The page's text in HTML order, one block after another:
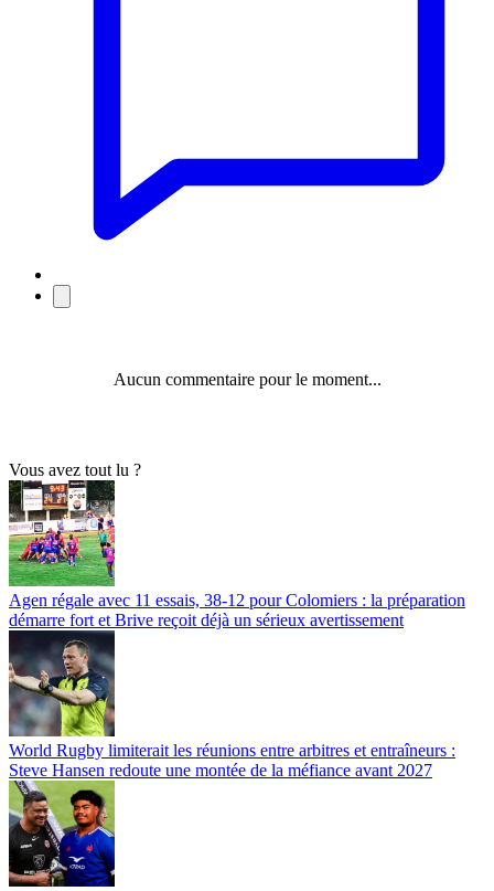
Aucun commentaire pour le moment...
Vous avez tout lu ?
Agen régale avec 11 essais, 38-12 pour Colomiers : la préparation
démarre fort et Brive reçoit déjà un sérieux avertissement
World Rugby limiterait les réunions entre arbitres et entraîneurs :
Steve Hansen redoute une montée de la méfiance avant 2027